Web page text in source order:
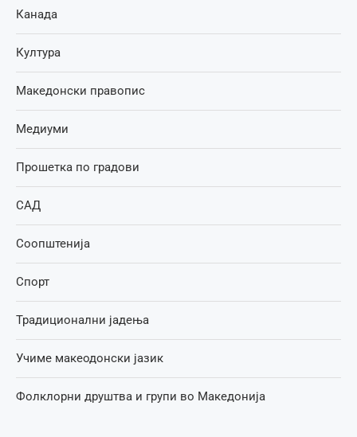
Канада
Култура
Македонски правопис
Медиуми
Прошетка по градови
САД
Соопштенија
Спорт
Традиционални јадења
Учиме макеодонски јазик
Фолклорни друштва и групи во Македонија